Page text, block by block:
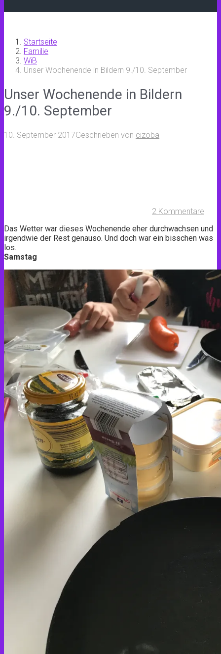
Startseite
Familie
WiB
Unser Wochenende in Bildern 9./10. September
Unser Wochenende in Bildern
9./10. September
10. September 2017Geschrieben von cizoba
2 Kommentare
Das Wetter war dieses Wochenende eher durchwachsen und
irgendwie der Rest genauso. Und doch war ein bisschen was
los.
Samstag